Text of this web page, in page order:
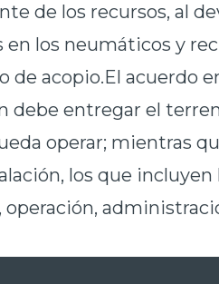
de los recursos, al
los neumáticos y
de acopio.El acuerdo
debe entregar el
operar; mientras
los que